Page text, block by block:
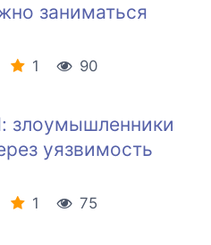
заниматься
1
90
злоумышленники
уязвимость
1
75